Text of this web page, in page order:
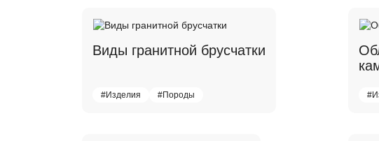
Виды гранитной брусчатки
#Изделия #Породы